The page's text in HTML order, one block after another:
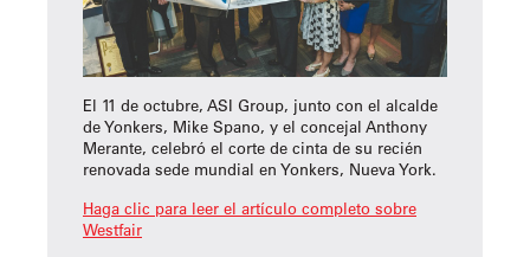
El 11 de octubre, ASI Group, junto con el alcalde
de Yonkers, Mike Spano, y el concejal Anthony
Merante, celebró el corte de cinta de su recién
renovada sede mundial en Yonkers, Nueva York.
Haga clic para leer el artículo completo sobre
Westfair